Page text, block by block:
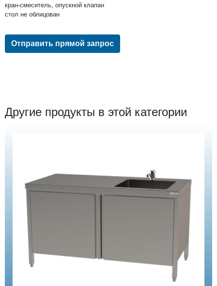
кран-смеситель, опускной клапан
стол не облицован
Отправить прямой запрос
Другие продукты в этой категории